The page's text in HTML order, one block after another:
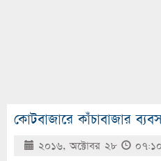
কোটবাজারে কাঁচাবাজার
২০১৬, অক্টোবর ২৮